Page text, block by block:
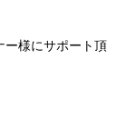
ー様にサポート頂